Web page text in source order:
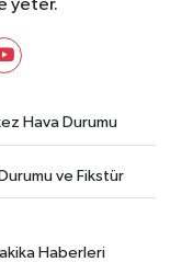
yeter.
Hava Durumu
ve Fikstür
Haberleri